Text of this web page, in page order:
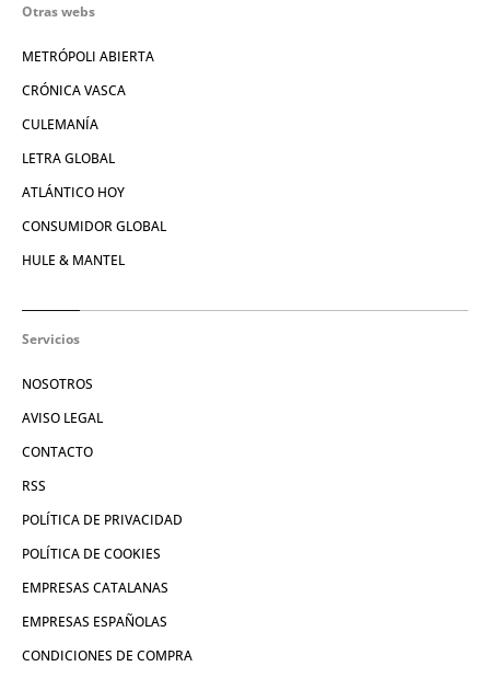
Otras webs
METRÓPOLI ABIERTA
CRÓNICA VASCA
CULEMANÍA
LETRA GLOBAL
ATLÁNTICO HOY
CONSUMIDOR GLOBAL
HULE & MANTEL
Servicios
NOSOTROS
AVISO LEGAL
CONTACTO
RSS
POLÍTICA DE PRIVACIDAD
POLÍTICA DE COOKIES
EMPRESAS CATALANAS
EMPRESAS ESPAÑOLAS
CONDICIONES DE COMPRA